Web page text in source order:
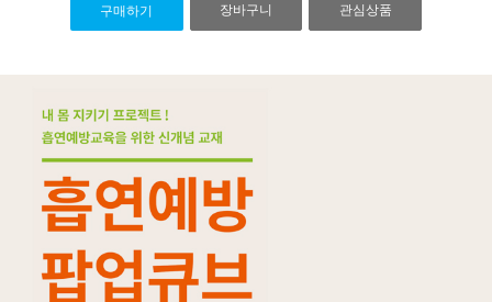
구매하기 장바구니 관심상품